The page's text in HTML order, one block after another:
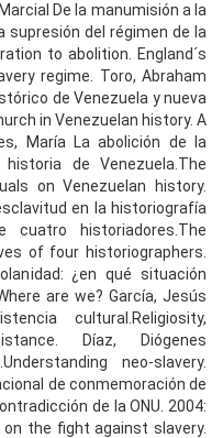
De la manumisión a la
supresión del régimen de la
to abolition. England´s
regime. Toro, Abraham
de Venezuela y nueva
in Venezuelan history. A
María La abolición de la
de Venezuela.The
on Venezuelan history.
en la historiografía
cuatro historiadores.The
of four historiographers.
¿en qué situación
are we? García, Jesús
cultural.Religiosity,
Díaz, Diógenes
neo-slavery.
de conmemoración de
de la ONU. 2004:
the fight against slavery.